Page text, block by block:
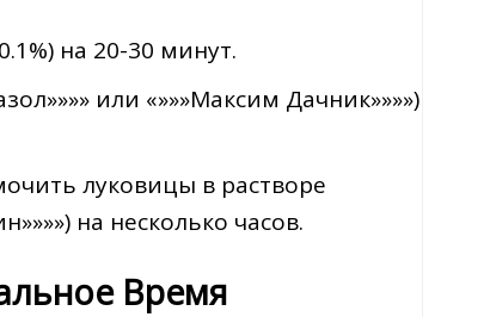
на 20-30 минут.
или «»»»Максим Дачник»»»»)
луковицы в растворе
на несколько часов.
Время